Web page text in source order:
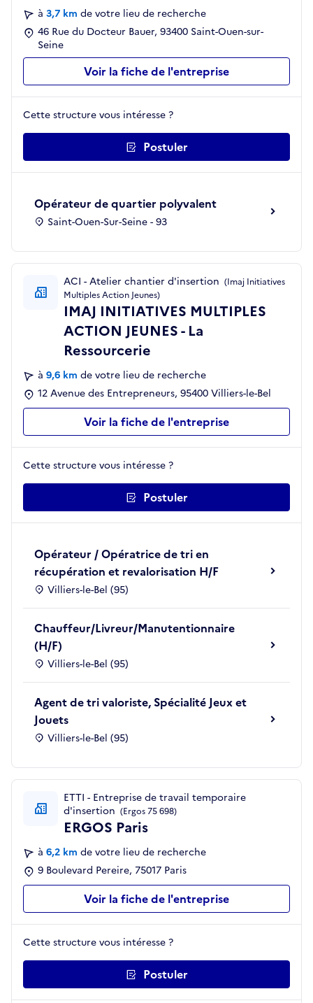
à 3,7 km de votre lieu de recherche
46 Rue du Docteur Bauer, 93400 Saint-Ouen-sur-
Seine
Voir la fiche de l'entreprise
Cette structure vous intéresse ?
Postuler
Opérateur de quartier polyvalent
Saint-Ouen-Sur-Seine - 93
ACI - Atelier chantier d'insertion (Imaj Initiatives
Multiples Action Jeunes)
IMAJ INITIATIVES MULTIPLES
ACTION JEUNES - La
Ressourcerie
à 9,6 km de votre lieu de recherche
12 Avenue des Entrepreneurs, 95400 Villiers-le-Bel
Voir la fiche de l'entreprise
Cette structure vous intéresse ?
Postuler
Opérateur / Opératrice de tri en
récupération et revalorisation H/F
Villiers-le-Bel (95)
Chauffeur/Livreur/Manutentionnaire
(H/F)
Villiers-le-Bel (95)
Agent de tri valoriste, Spécialité Jeux et
Jouets
Villiers-le-Bel (95)
ETTI - Entreprise de travail temporaire
d'insertion (Ergos 75 698)
ERGOS Paris
à 6,2 km de votre lieu de recherche
9 Boulevard Pereire, 75017 Paris
Voir la fiche de l'entreprise
Cette structure vous intéresse ?
Postuler